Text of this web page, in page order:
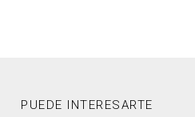
PUEDE INTERESARTE